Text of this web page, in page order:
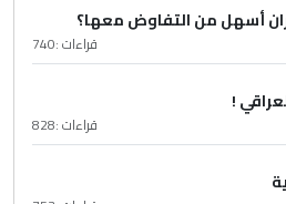
أسهل من التفاوض معها؟
قراءات :740
!
قراءات :828